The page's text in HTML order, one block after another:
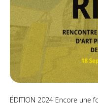
ÉDITION 2024 Encore une